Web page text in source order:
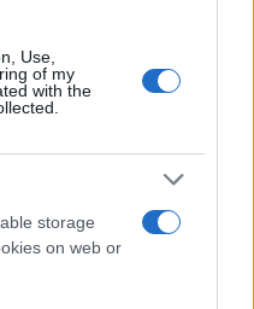
Use,
of my
with the
storage
on web or
είναι σπάνια
βασιλικής
τους σε
Σεσίλ,
ο θείος της